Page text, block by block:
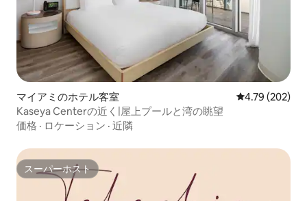
マイアミのホテル客室 レビュー202
4.79 (202)
Kaseya Centerの近く|屋上プールと湾の眺望
価格 · ロケーション · 近隣
スーパーホスト
スーパーホスト